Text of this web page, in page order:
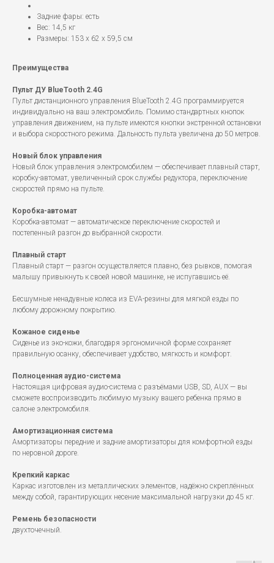
Задние фары: есть
Вес: 14,5 кг
Размеры: 153 x 62 x 59,5 см
Преимущества
Пульт ДУ BlueTooth 2.4G
Пульт дистанционного управления BlueTooth 2.4G программируется
индивидуально на ваш электромобиль. Помимо стандартных кнопок
управления движением, на пульте имеются кнопки экстренной остановки
и выбора скоростного режима. Дальность пульта увеличена до 50 метров.
Новый блок управления
Новый блок управления электромобилем — обеспечивает плавный старт,
коробку-автомат, увеличенный срок службы редуктора, переключение
скоростей прямо на пульте.
Коробка-автомат
Коробка-автомат — автоматическое переключение скоростей и
постепенный разгон до выбранной скорости.
Плавный старт
Плавный старт — разгон осуществляется плавно, без рывков, помогая
малышу привыкнуть к своей новой машинке, не испугавшись её.
Бесшумные ненадувные колеса из EVA-резины для мягкой езды по
любому дорожному покрытию.
Кожаное сиденье
Сиденье из эко-кожи, благодаря эргономичной форме сохраняет
правильную осанку, обеспечивает удобство, мягкость и комфорт.
Полноценная аудио-система
Настоящая цифровая аудио-система с разъёмами USB, SD, AUX — вы
сможете воспроизводить любимую музыку вашего ребенка прямо в
салоне электромобиля.
Амортизационная система
Амортизаторы передние и задние амортизаторы для комфортной езды
по неровной дороге.
Крепкий каркас
Каркас изготовлен из металлических элементов, надёжно скреплённых
между собой, гарантирующих несение максимальной нагрузки до 45 кг.
Ремень безопасности
двухточечный.